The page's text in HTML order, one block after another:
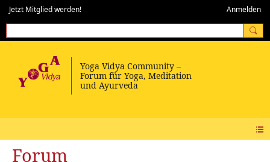
Jetzt Mitglied werden! Anmelden
Forum